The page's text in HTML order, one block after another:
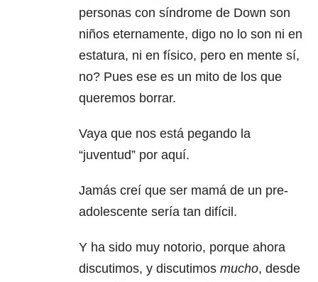
personas con síndrome de Down son
niños eternamente, digo no lo son ni en
estatura, ni en físico, pero en mente sí,
no? Pues ese es un mito de los que
queremos borrar.
Vaya que nos está pegando la
“juventud” por aquí.
Jamás creí que ser mamá de un pre-
adolescente sería tan difícil.
Y ha sido muy notorio, porque ahora
discutimos, y discutimos mucho, desde